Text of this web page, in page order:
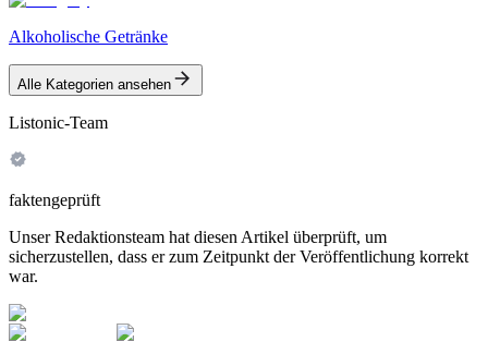
Alkoholische Getränke
Alle Kategorien ansehen
Listonic-Team
faktengeprüft
Unser Redaktionsteam hat diesen Artikel überprüft, um
sicherzustellen, dass er zum Zeitpunkt der Veröffentlichung korrekt
war.